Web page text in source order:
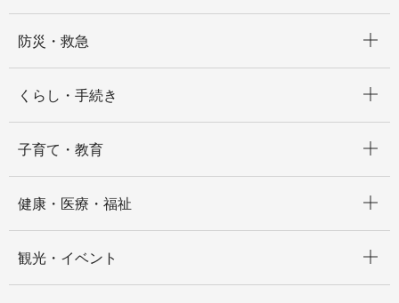
防災・救急
くらし・手続き
子育て・教育
健康・医療・福祉
観光・イベント